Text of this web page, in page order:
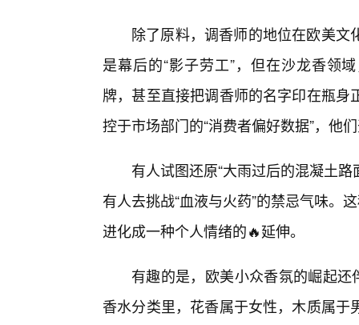
除了原料，调香师的地位在欧美
是幕后的“影子劳工”，但在沙龙香领
牌，甚至直接把调香师的名字印在瓶
控于市场部门的“消费者偏好数据”，他
有人试图还原“大雨过后的混凝土
有人去挑战“血液与火药”的禁忌气味。
进化成一种个人情绪的🔥延伸。
有趣的是，欧美小众香氛的崛起还
香水分类里，花香属于女性，木质属